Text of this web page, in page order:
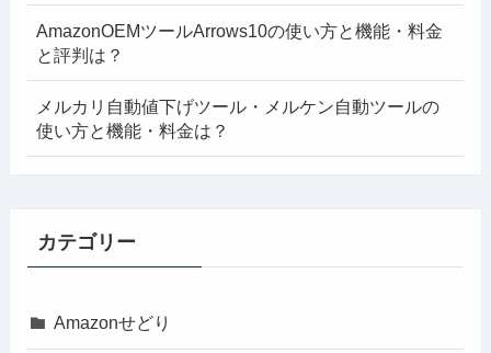
AmazonOEMツールArrows10の使い方と機能・料金
と評判は？
メルカリ自動値下げツール・メルケン自動ツールの
使い方と機能・料金は？
カテゴリー
Amazonせどり